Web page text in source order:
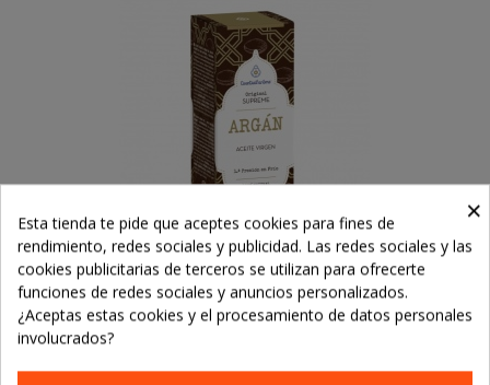
ACEITE VEGETAL VIRGEN De Argán - 100
32,72 €
×
Esta tienda te pide que aceptes cookies para fines de
rendimiento, redes sociales y publicidad. Las redes sociales y las
cookies publicitarias de terceros se utilizan para ofrecerte
funciones de redes sociales y anuncios personalizados.
¿Aceptas estas cookies y el procesamiento de datos personales
involucrados?